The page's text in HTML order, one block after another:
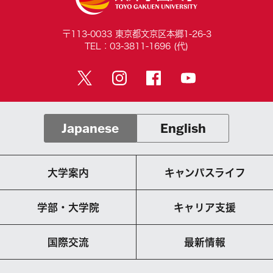
〒113-0033 東京都文京区本郷1-26-3
TEL：03-3811-1696 (代)
Japanese English
大学案内 キャンパスライフ
学部・大学院 キャリア支援
国際交流 最新情報